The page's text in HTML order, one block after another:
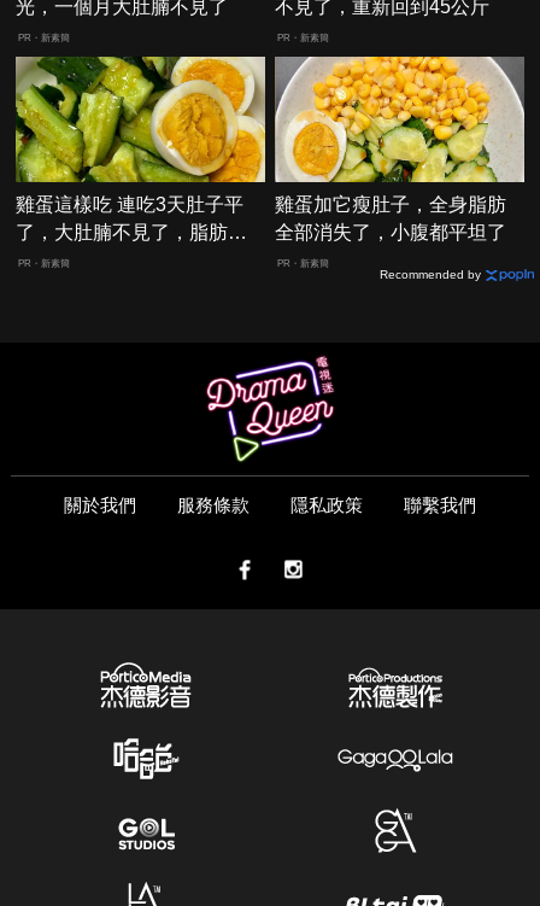
光，一個月大肚腩不見了
PR・新素簡
不見了，重新回到45公斤
PR・新素簡
雞蛋這樣吃 連吃3天肚子平
了，大肚腩不見了，脂肪沒
了！
PR・新素簡
雞蛋加它瘦肚子，全身脂肪
全部消失了，小腹都平坦了
PR・新素簡
Recommended by
關於我們 服務條款 隱私政策 聯繫我們